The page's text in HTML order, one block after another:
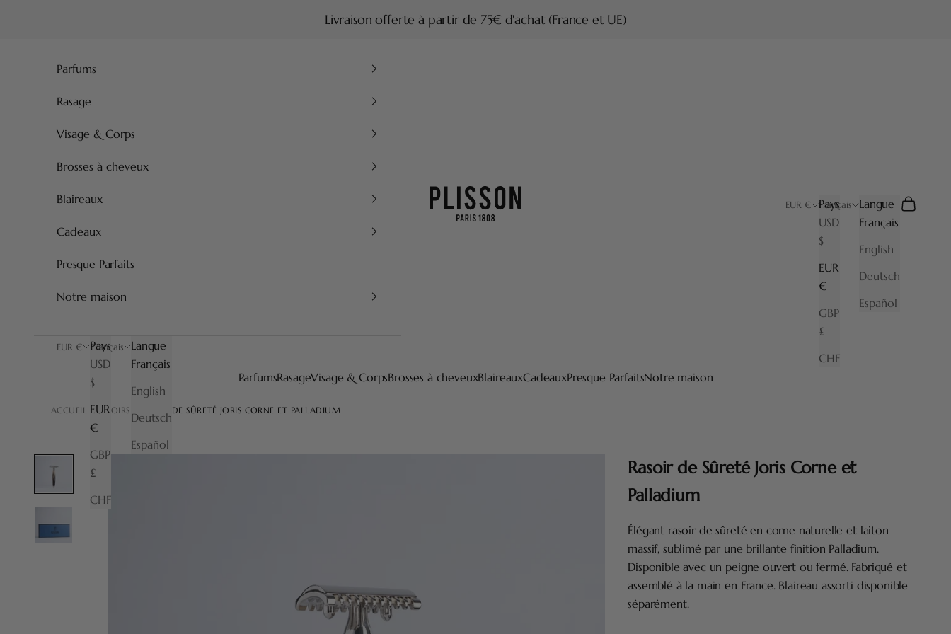
Livraison offerte à partir de 75€ d'achat (France et UE)
Plisson 1808
ParfumsRasageVisage & CorpsBrosses à cheveuxBlaireauxCadeauxPresque ParfaitsNotre maison
EUR €
Pays
USD
$
EUR
€
GBP
£
CHF
Français
Langue
Français
English
Deutsch
Español
Recherche
Panier
Parfums
Rasage
Visage & Corps
Brosses à cheveux
Blaireaux
Cadeaux
Presque Parfaits
Notre maison
EUR €
Pays
USD
$
EUR
€
GBP
£
CHF
Français
Langue
Français
English
Deutsch
Español
ACCUEIL RASOIRS RASOIR DE SÛRETÉ JORIS CORNE ET PALLADIUM
Rasoir de Sûreté Joris Corne et
Palladium
Élégant rasoir de sûreté en corne naturelle et laiton
massif, sublimé par une brillante finition Palladium.
Disponible avec un peigne ouvert ou fermé. Fabriqué et
assemblé à la main en France. Blaireau assorti disponible
séparément.